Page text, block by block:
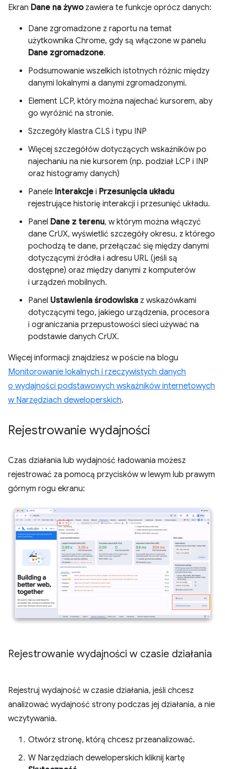
Ekran Dane na żywozawiera te funkcje oprócz danych:
Dane zgromadzone z raportu na temat
użytkownika Chrome, gdy są włączone w panelu
Dane zgromadzone.
Podsumowanie wszelkich istotnych różnic między
danymi lokalnymi a danymi zgromadzonymi.
Element LCP, który można najechać kursorem, aby
go wyróżnić na stronie.
Szczegóły klastra CLS i typu INP
Więcej szczegółów dotyczących wskaźników po
najechaniu na nie kursorem (np. podział LCP i INP
oraz histogramy danych)
Panele Interakcje i Przesunięcia układu
rejestrujące historię interakcji i przesunięć układu.
Panel Dane z terenu, w którym można włączyć
dane CrUX, wyświetlić szczegóły okresu, z którego
pochodzą te dane, przełączać się między danymi
dotyczącymi źródła i adresu URL (jeśli są
dostępne) oraz między danymi z komputerów
i urządzeń mobilnych.
Panel Ustawienia środowiska z wskazówkami
dotyczącymi tego, jakiego urządzenia, procesora
i ograniczania przepustowości sieci używać na
podstawie danych CrUX.
Więcej informacji znajdziesz w poście na blogu
Monitorowanie lokalnych i rzeczywistych danych
o wydajności podstawowych wskaźników internetowych
w Narzędziach deweloperskich.
Rejestrowanie wydajności
Czas działania lub wydajność ładowania możesz
rejestrować za pomocą przycisków w lewym lub prawym
górnym rogu ekranu:
Rejestrowanie wydajności w czasie działania
Rejestruj wydajność w czasie działania, jeśli chcesz
analizować wydajność strony podczas jej działania, a nie
wczytywania.
Otwórz stronę, którą chcesz przeanalizować.
W Narzędziach deweloperskich kliknij kartę